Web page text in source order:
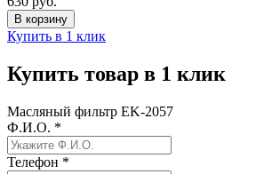
Купить в 1 клик
Купить товар в 1 клик
Масляный фильтр EK-2057
Ф.И.О. *
Телефон *